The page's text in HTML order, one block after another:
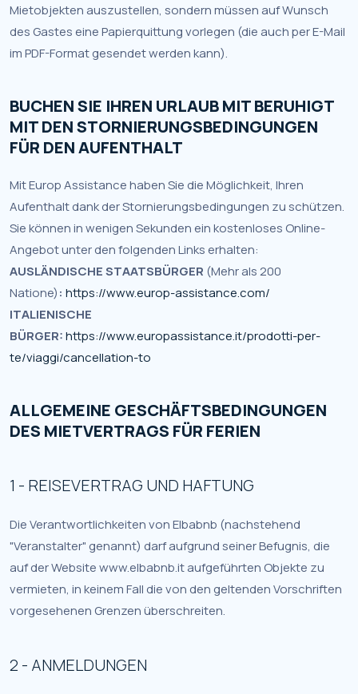
Mietobjekten auszustellen, sondern müssen auf Wunsch
des Gastes eine Papierquittung vorlegen (die auch per E-Mail
im PDF-Format gesendet werden kann).
BUCHEN SIE IHREN URLAUB MIT BERUHIGT
MIT DEN STORNIERUNGSBEDINGUNGEN
FÜR DEN AUFENTHALT
Mit Europ Assistance haben Sie die Möglichkeit, Ihren
Aufenthalt dank der Stornierungsbedingungen zu schützen.
Sie können in wenigen Sekunden ein kostenloses Online-
Angebot unter den folgenden Links erhalten:
AUSLÄNDISCHE STAATSBÜRGER (Mehr als 200
Natione): https://www.europ-assistance.com/
ITALIENISCHE
BÜRGER:https://www.europassistance.it/prodotti-per-
te/viaggi/cancellation-to
ALLGEMEINE GESCHÄFTSBEDINGUNGEN
DES MIETVERTRAGS FÜR FERIEN
1 - REISEVERTRAG UND HAFTUNG
Die Verantwortlichkeiten von Elbabnb (nachstehend
"Veranstalter" genannt) darf aufgrund seiner Befugnis, die
auf der Website www.elbabnb.it aufgeführten Objekte zu
vermieten, in keinem Fall die von den geltenden Vorschriften
vorgesehenen Grenzen überschreiten.
2 - ANMELDUNGEN